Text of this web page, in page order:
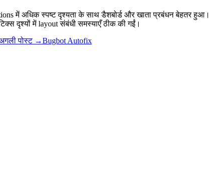
में अधिक स्पष्ट दृश्यता के साथ डैशबोर्ड और खाता प्रबंधन बेहतर हुआ।
दृश्यों में layout संबंधी समस्याएँ ठीक की गईं।
पोस्ट →Bugbot Autofix